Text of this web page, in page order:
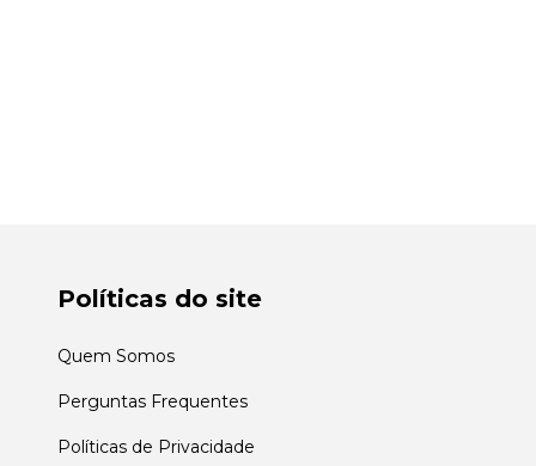
Políticas do site
Quem Somos
Perguntas Frequentes
Políticas de Privacidade